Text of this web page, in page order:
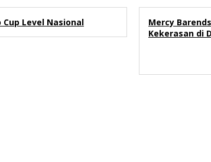
Cup Level Nasional
Mercy
Kekerasan di